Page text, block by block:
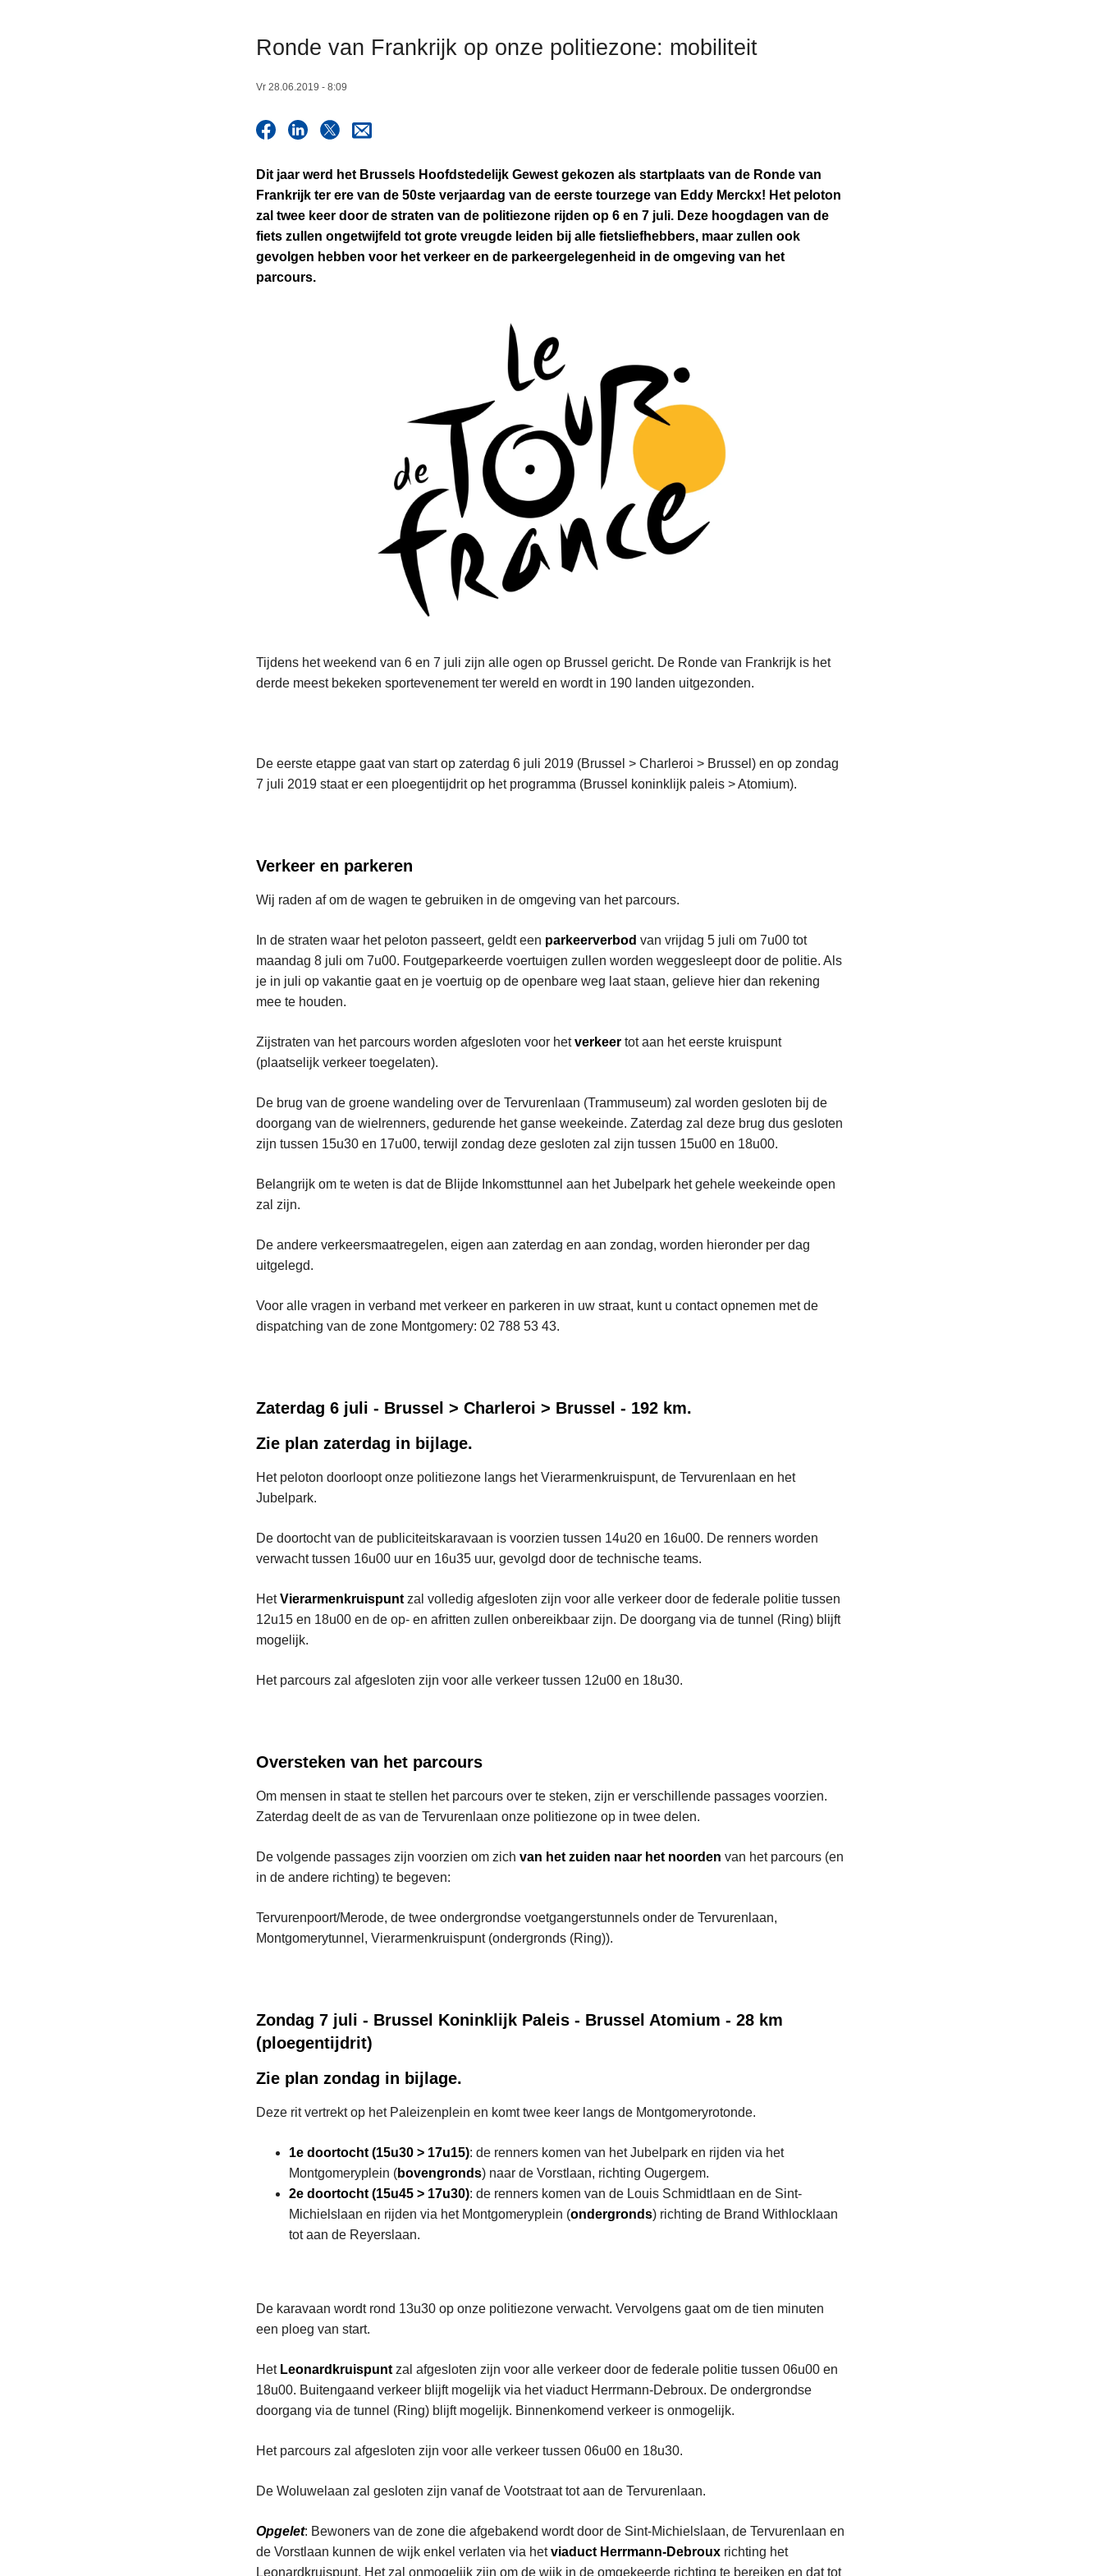
Ronde van Frankrijk op onze politiezone: mobiliteit
Vr 28.06.2019 - 8:09
Dit jaar werd het Brussels Hoofdstedelijk Gewest gekozen als startplaats van de Ronde van
Frankrijk ter ere van de 50ste verjaardag van de eerste tourzege van Eddy Merckx! Het peloton
zal twee keer door de straten van de politiezone rijden op 6 en 7 juli. Deze hoogdagen van de
fiets zullen ongetwijfeld tot grote vreugde leiden bij alle fietsliefhebbers, maar zullen ook
gevolgen hebben voor het verkeer en de parkeergelegenheid in de omgeving van het
parcours.
Tijdens het weekend van 6 en 7 juli zijn alle ogen op Brussel gericht. De Ronde van Frankrijk is het
derde meest bekeken sportevenement ter wereld en wordt in 190 landen uitgezonden.
De eerste etappe gaat van start op zaterdag 6 juli 2019 (Brussel > Charleroi > Brussel) en op zondag
7 juli 2019 staat er een ploegentijdrit op het programma (Brussel koninklijk paleis > Atomium).
Verkeer en parkeren
Wij raden af om de wagen te gebruiken in de omgeving van het parcours.
In de straten waar het peloton passeert, geldt een parkeerverbod van vrijdag 5 juli om 7u00 tot
maandag 8 juli om 7u00. Foutgeparkeerde voertuigen zullen worden weggesleept door de politie. Als
je in juli op vakantie gaat en je voertuig op de openbare weg laat staan, gelieve hier dan rekening
mee te houden.
Zijstraten van het parcours worden afgesloten voor hetverkeer tot aan het eerste kruispunt
(plaatselijk verkeer toegelaten).
De brug van de groene wandeling over de Tervurenlaan (Trammuseum) zal worden gesloten bij de
doorgang van de wielrenners, gedurende het ganse weekeinde. Zaterdag zal deze brug dus gesloten
zijn tussen 15u30 en 17u00, terwijl zondag deze gesloten zal zijn tussen 15u00 en 18u00.
Belangrijk om te weten is dat de Blijde Inkomsttunnel aan het Jubelpark het gehele weekeinde open
zal zijn.
De andere verkeersmaatregelen, eigen aan zaterdag en aan zondag, worden hieronder per dag
uitgelegd.
Voor alle vragen in verband met verkeer en parkeren in uw straat, kunt u contact opnemen met de
dispatching van de zone Montgomery: 02 788 53 43.
Zaterdag 6 juli - Brussel > Charleroi > Brussel - 192 km.
Zie plan zaterdag in bijlage.
Het peloton doorloopt onze politiezone langs het Vierarmenkruispunt, de Tervurenlaan en het
Jubelpark.
De doortocht van de publiciteitskaravaan is voorzien tussen 14u20 en 16u00. De renners worden
verwacht tussen 16u00 uur en 16u35 uur, gevolgd door de technische teams.
HetVierarmenkruispunt zal volledig afgesloten zijn voor alle verkeer door de federale politie tussen
12u15 en 18u00 en de op- en afritten zullen onbereikbaar zijn. De doorgang via de tunnel (Ring) blijft
mogelijk.
Het parcours zal afgesloten zijn voor alle verkeer tussen 12u00 en 18u30.
Oversteken van het parcours
Om mensen in staat te stellen het parcours over te steken, zijn er verschillende passages voorzien.
Zaterdag deelt de as van de Tervurenlaan onze politiezone op in twee delen.
De volgende passages zijn voorzien om zich van het zuiden naar het noorden van het parcours (en
in de andere richting) te begeven:
Tervurenpoort/Merode, de twee ondergrondse voetgangerstunnels onder de Tervurenlaan,
Montgomerytunnel, Vierarmenkruispunt (ondergronds (Ring)).
Zondag 7 juli - Brussel Koninklijk Paleis - Brussel Atomium - 28 km
(ploegentijdrit)
Zie plan zondag in bijlage.
Deze rit vertrekt op het Paleizenplein en komt twee keer langs de Montgomeryrotonde.
1e doortocht (15u30 > 17u15): de renners komen van het Jubelpark en rijden via het
Montgomeryplein (bovengronds) naar de Vorstlaan, richting Ougergem.
2e doortocht (15u45 > 17u30): de renners komen van de Louis Schmidtlaan en de Sint-
Michielslaan en rijden via het Montgomeryplein (ondergronds) richting de Brand Withlocklaan
tot aan de Reyerslaan.
De karavaan wordt rond 13u30 op onze politiezone verwacht. Vervolgens gaat om de tien minuten
een ploeg van start.
Het Leonardkruispunt zal afgesloten zijn voor alle verkeer door de federale politie tussen 06u00 en
18u00. Buitengaand verkeer blijft mogelijk via het viaduct Herrmann-Debroux. De ondergrondse
doorgang via de tunnel (Ring) blijft mogelijk. Binnenkomend verkeer is onmogelijk.
Het parcours zal afgesloten zijn voor alle verkeer tussen 06u00 en 18u30.
De Woluwelaan zal gesloten zijn vanaf de Vootstraat tot aan de Tervurenlaan.
Opgelet: Bewoners van de zone die afgebakend wordt door de Sint-Michielslaan, de Tervurenlaan en
de Vorstlaan kunnen de wijk enkel verlaten via hetviaduct Herrmann-Debroux richting het
Leonardkruispunt. Het zal onmogelijk zijn om de wijk in de omgekeerde richting te bereiken en dat tot